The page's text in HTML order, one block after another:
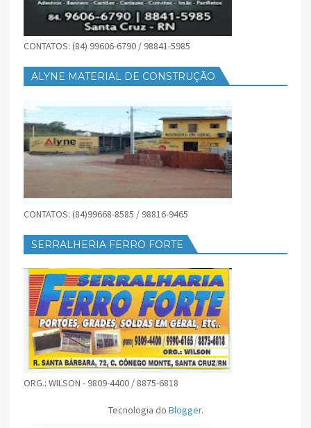
CONTATOS: (84) 99606-6790 / 98841-5985
ALYNE MATERIAL DE CONSTRUÇÃO
CONTATOS: (84)99668-8585 / 98816-9465
SERRALHERIA FERRO FORTE
ORG.: WILSON - 9809-4400 / 8875-6818
Tecnologia do Blogger.